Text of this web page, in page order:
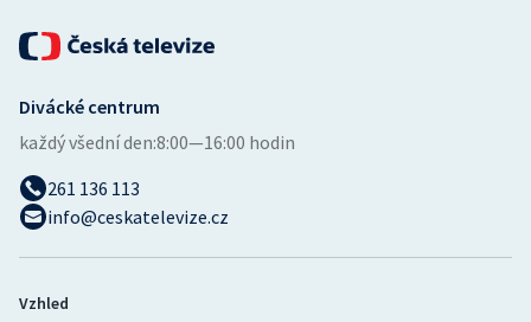
Divácké centrum
každý všední den:8:00—16:00 hodin
261 136 113
info@ceskatelevize.cz
Vzhled